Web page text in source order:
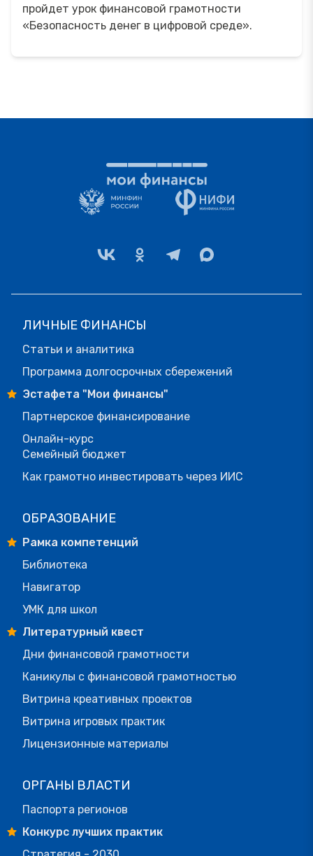
пройдет урок финансовой грамотности
«Безопасность денег в цифровой среде».
ЛИЧНЫЕ ФИНАНСЫ
Статьи и аналитика
Программа долгосрочных сбережений
Эстафета "Мои финансы"
Партнерское финансирование
Онлайн-курс
Семейный бюджет
Как грамотно инвестировать через ИИС
ОБРАЗОВАНИЕ
Рамка компетенций
Библиотека
Навигатор
УМК для школ
Литературный квест
Дни финансовой грамотности
Каникулы с финансовой грамотностью
Витрина креативных проектов
Витрина игровых практик
Лицензионные материалы
ОРГАНЫ ВЛАСТИ
Паспорта регионов
Конкурс лучших практик